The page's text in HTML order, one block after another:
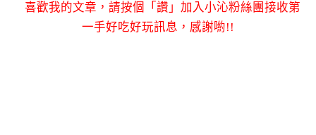
喜歡我的文章，請按個「讚」加入小沁粉絲團接收第
一手好吃好玩訊息，感謝喲!!